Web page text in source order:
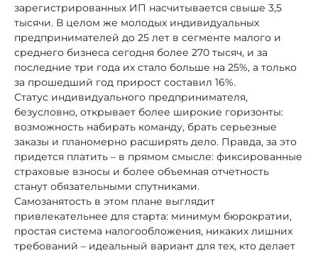
зарегистрированных ИП насчитывается свыше 3,5
тысячи. В целом же молодых индивидуальных
предпринимателей до 25 лет в сегменте малого и
среднего бизнеса сегодня более 270 тысяч, и за
последние три года их стало больше на 25%, а только
за прошедший год прирост составил 16%.
Статус индивидуального предпринимателя,
безусловно, открывает более широкие горизонты:
возможность набирать команду, брать серьезные
заказы и планомерно расширять дело. Правда, за это
придется платить – в прямом смысле: фиксированные
страховые взносы и более объемная отчетность
станут обязательными спутниками.
Самозанятость в этом плане выглядит
привлекательнее для старта: минимум бюрократии,
простая система налогообложения, никаких лишних
требований – идеальный вариант для тех, кто делает